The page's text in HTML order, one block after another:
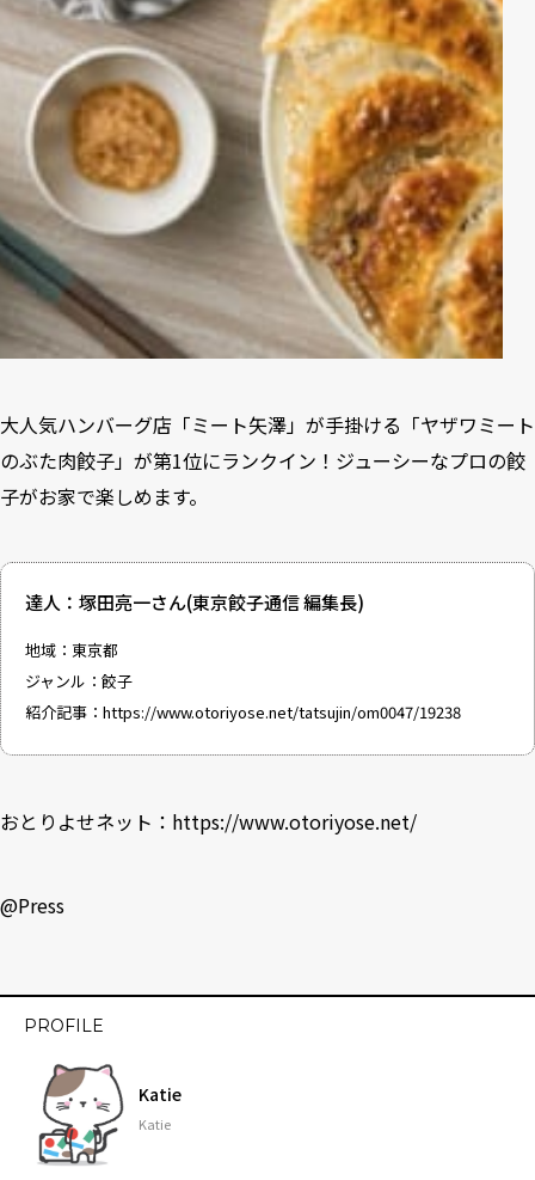
大人気ハンバーグ店「ミート矢澤」が手掛ける「ヤザワミート
のぶた肉餃子」が第1位にランクイン！ジューシーなプロの餃
子がお家で楽しめます。
達人：塚田亮一さん(東京餃子通信 編集長)
地域：東京都
ジャンル：餃子
紹介記事： https://www.otoriyose.net/tatsujin/om0047/19238
おとりよせネット： https://www.otoriyose.net/
@Press
PROFILE
Katie
Katie